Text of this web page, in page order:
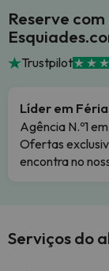
Reserve
Trustpilot
Líder em
Agência N.º1
Ofertas
encontra no
Serviços do